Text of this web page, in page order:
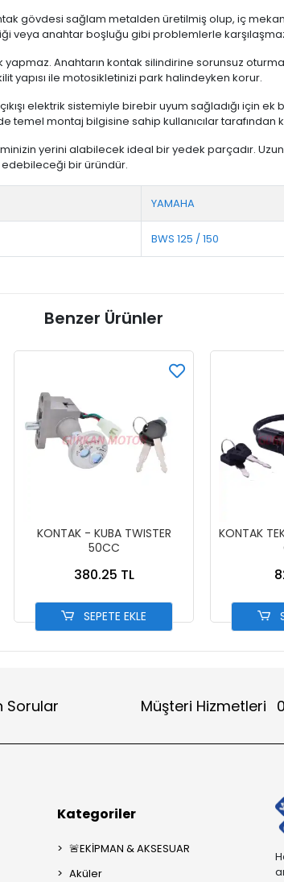
gövdesi sağlam metalden üretilmiş olup, iç
veya anahtar boşluğu gibi problemlerle
Anahtarın kontak silindirine sorunsuz
yapısı ile motosikletinizi park halindeyken korur.
elektrik sistemiyle birebir uyum sağladığı için
montaj bilgisine sahip kullanıcılar tarafından
yerini alabilecek ideal bir yedek parçadır. Uzun
edebileceği bir üründür.
YAMAHA
BWS 125 / 150
Benzer Ürünler
KONTAK - KUBA TWISTER
50CC
380.25 TL
SEPETE EKLE
KONTAK
Sorular Müşteri Hizmetleri
Kategoriler
🚨EKİPMAN & AKSESUAR
Aküler